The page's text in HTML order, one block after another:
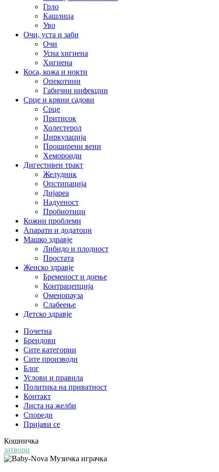
Грло
Кашлица
Уво
Очи, уста и заби
Очи
Усна хигиена
Хигиена
Коса, кожа и нокти
Опекотини
Габични инфекции
Срце и крвни садови
Срце
Притисок
Холестерол
Циркулација
Проширени вени
Хемороиди
Дигестивен тракт
Желудник
Опстипација
Дијареа
Надуеност
Пробиотици
Кожни проблеми
Апарати и додатоци
Машко здравје
Либидо и плодност
Простата
Женско здравје
Бременост и доење
Контрацепција
Оменопауза
Слабеење
Детско здравје
Почетна
Брендови
Сите категории
Сите производи
Блог
Услови и правила
Политика на приватност
Контакт
Листа на желби
Спореди
Пријави се
Кошничка
затвори